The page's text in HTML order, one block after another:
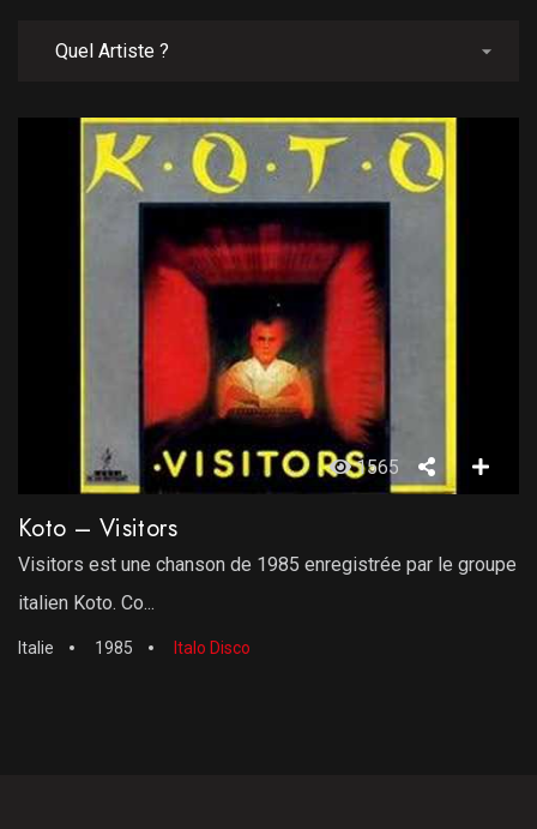
1565
Koto – Visitors
Visitors est une chanson de 1985 enregistrée par le groupe
italien Koto. Co...
Italie 1985 Italo Disco